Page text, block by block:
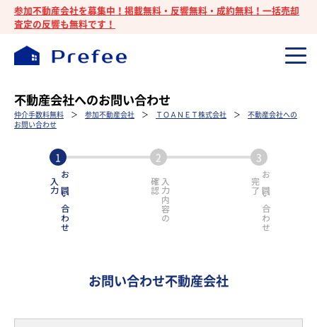
参加不動産会社を募集中！掲載無料・反響無料・成約無料！一括売却
査定の反響も無料です！
不動産会社へのお問い合わせ
仲介手数料無料 ＞ 参加不動産会社 ＞ ＴＯＡＮＥＴ株式会社 ＞ 不動産会社への
お問い合わせ
お問い合わせ
入力 入力内容の
確認 お問い合わせ
完了
お問い合わせ不動産会社